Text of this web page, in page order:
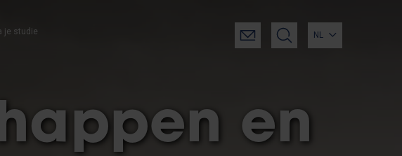
je studie NL
en